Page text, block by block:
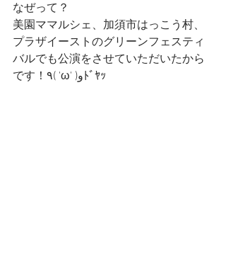
なぜって？
美園ママルシェ、加須市はっこう村、
プラザイーストのグリーンフェスティ
バルでも公演をさせていただいたから
です！٩( 'ω' )وﾄﾞﾔｯ